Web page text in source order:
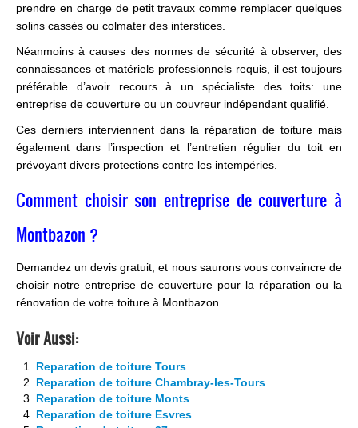
prendre en charge de petit travaux comme remplacer quelques
solins cassés ou colmater des interstices.
Néanmoins à causes des normes de sécurité à observer, des
connaissances et matériels professionnels requis, il est toujours
préférable d’avoir recours à un spécialiste des toits: une
entreprise de couverture ou un couvreur indépendant qualifié.
Ces derniers interviennent dans la réparation de toiture mais
également dans l’inspection et l’entretien régulier du toit en
prévoyant divers protections contre les intempéries.
Comment choisir son entreprise de couverture à
Montbazon ?
Demandez un devis gratuit, et nous saurons vous convaincre de
choisir notre entreprise de couverture pour la réparation ou la
rénovation de votre toiture à Montbazon.
Voir Aussi:
Reparation de toiture Tours
Reparation de toiture Chambray-les-Tours
Reparation de toiture Monts
Reparation de toiture Esvres